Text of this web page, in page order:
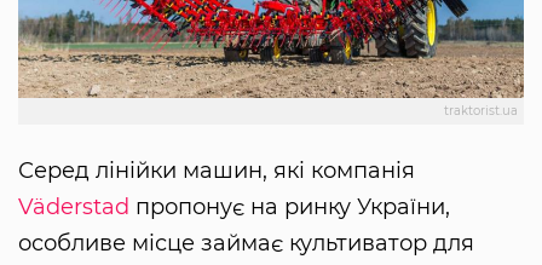
traktorist.ua
Серед лінійки машин, які компанія
Väderstad пропонує на ринку України,
особливе місце займає культиватор для